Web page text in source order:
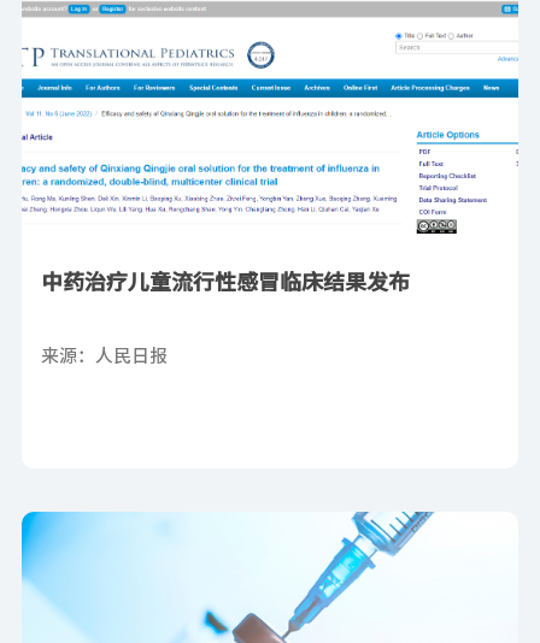
中药治疗儿童流行性感冒临床结果发布
来源：人民日报